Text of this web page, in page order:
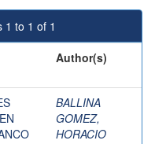
1 to 1 of 1
Author(s)
BALLINA
GOMEZ,
HORACIO